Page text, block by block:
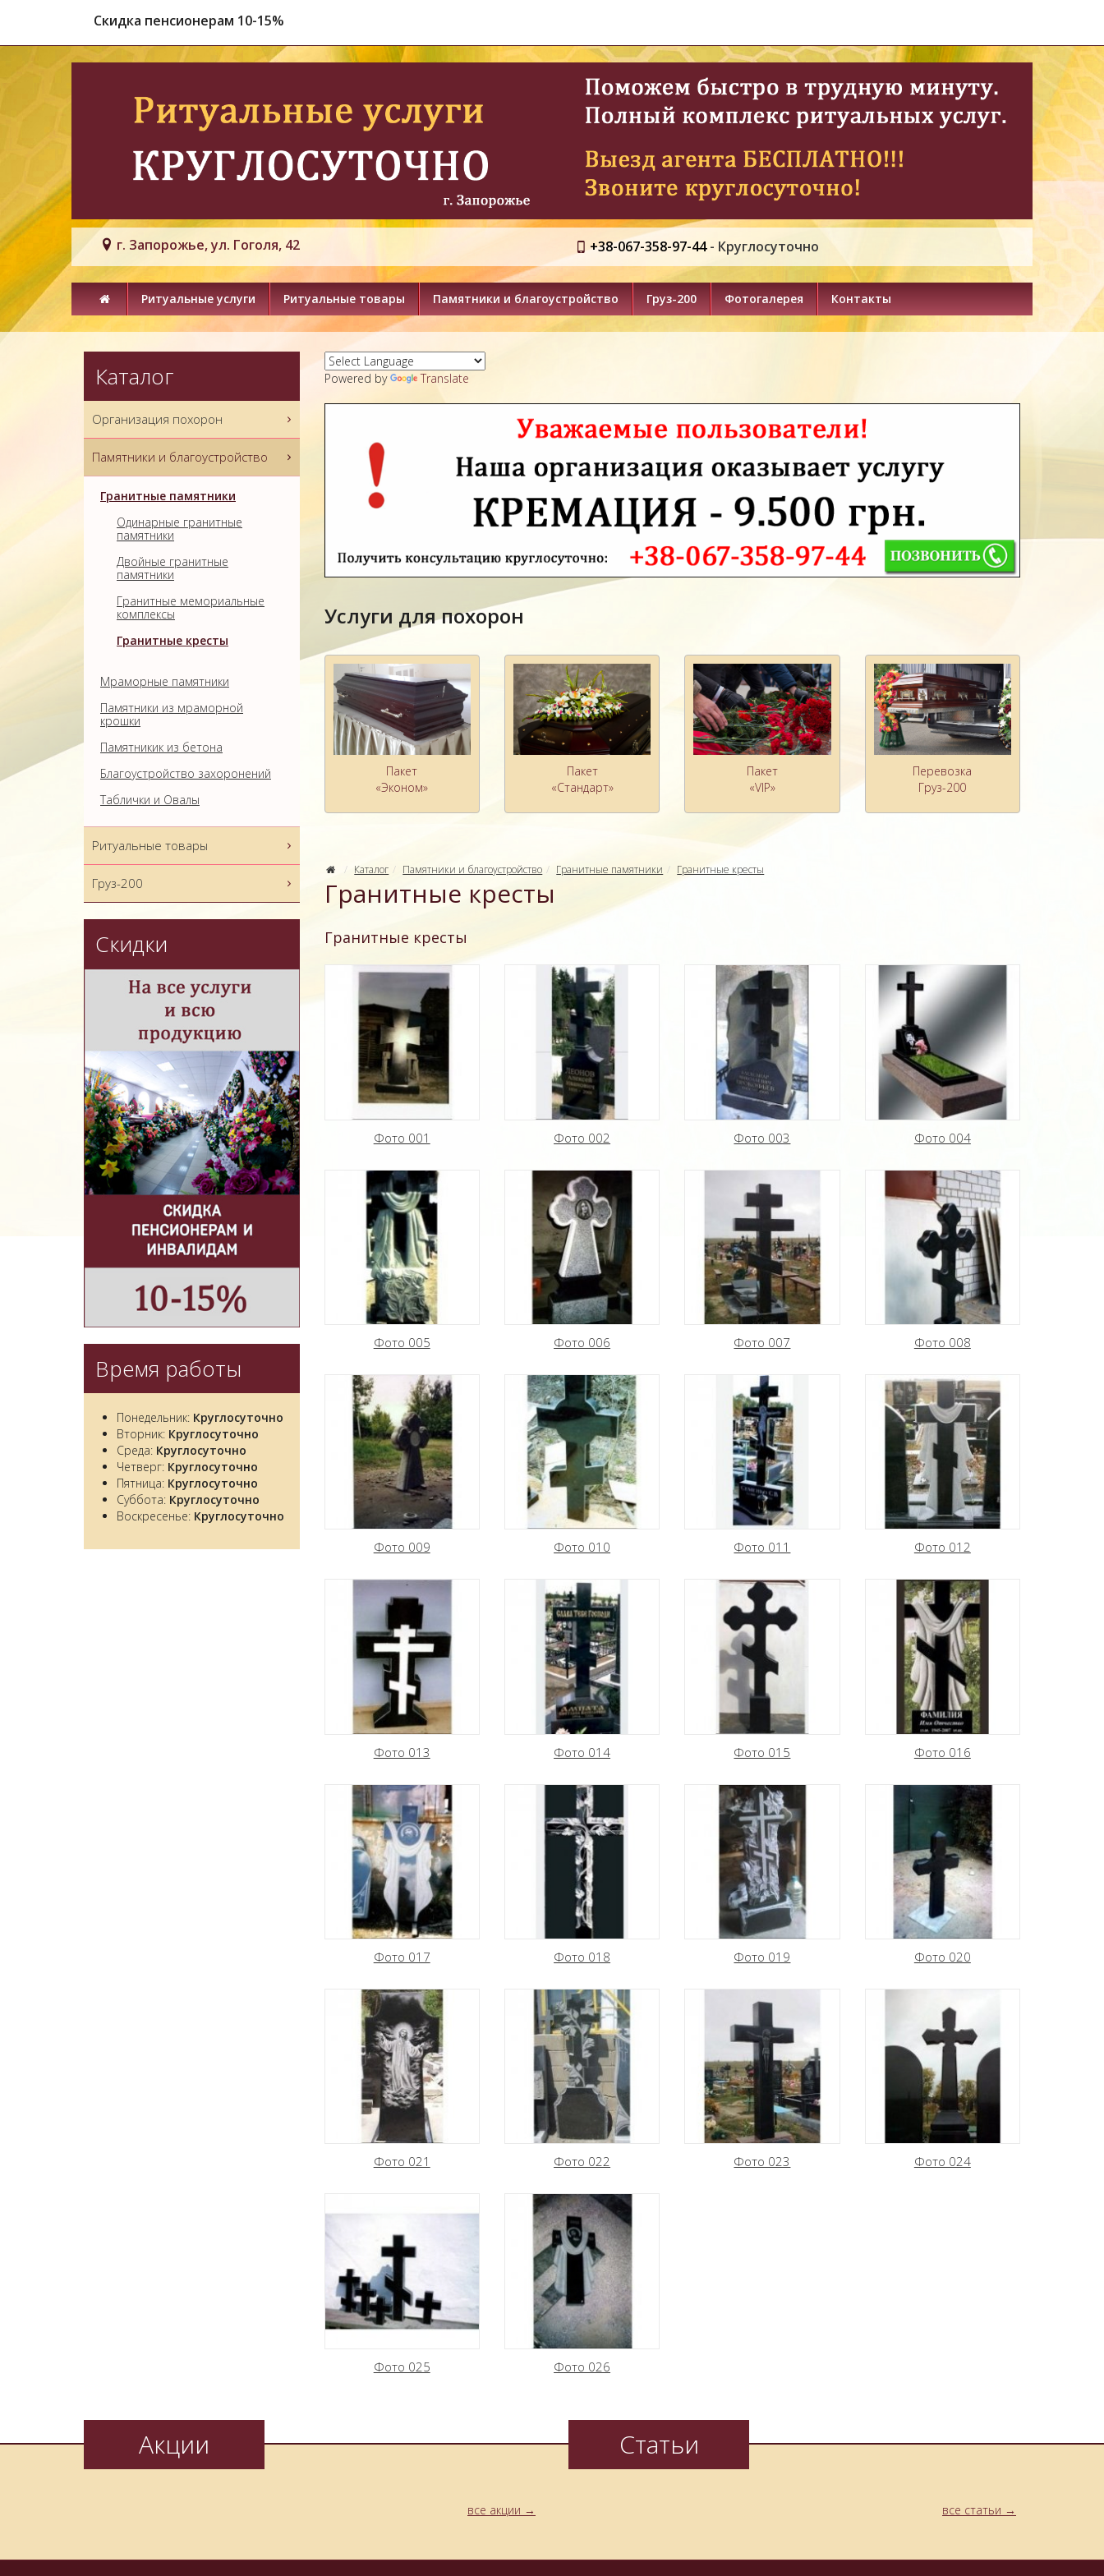
Скидка пенсионерам 10-15%
г. Запорожье, ул. Гоголя, 42 +38-067-358-97-44- Круглосуточно
Ритуальные услуги Ритуальные товары Памятники и благоустройство Груз-200 Фотогалерея Контакты
Powered by Translate
Услуги для похорон
Пакет
«Эконом»
Пакет
«Стандарт»
Пакет
«VIP»
Перевозка
Груз-200
Каталог Памятники и благоустройство Гранитные памятники Гранитные кресты
Гранитные кресты
Гранитные кресты
Фото 001 Фото 002 Фото 003 Фото 004
Фото 005 Фото 006 Фото 007 Фото 008
Фото 009 Фото 010 Фото 011 Фото 012
Фото 013 Фото 014 Фото 015 Фото 016
Фото 017 Фото 018 Фото 019 Фото 020
Фото 021 Фото 022 Фото 023 Фото 024
Фото 025 Фото 026
Каталог
Организация похорон
Памятники и благоустройство
Гранитные памятники
Одинарные гранитные
памятники
Двойные гранитные
памятники
Гранитные мемориальные
комплексы
Гранитные кресты
Мраморные памятники
Памятники из мраморной
крошки
Памятникик из бетона
Благоустройство захоронений
Таблички и Овалы
Ритуальные товары
Груз-200
Скидки
Время работы
Понедельник: Круглосуточно
Вторник: Круглосуточно
Среда: Круглосуточно
Четверг: Круглосуточно
Пятница: Круглосуточно
Суббота: Круглосуточно
Воскресенье: Круглосуточно
Акции
все акции
Статьи
все статьи